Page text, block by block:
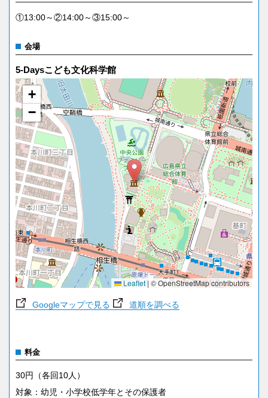
①13:00～②14:00～③15:00～
会場
5-Daysこども文化科学館
+
−
Leaflet| © OpenStreetMap contributors
Googleマップで見る 道順を調べる
料金
30円（各回10人）
対象：幼児・小学校低学年とその保護者